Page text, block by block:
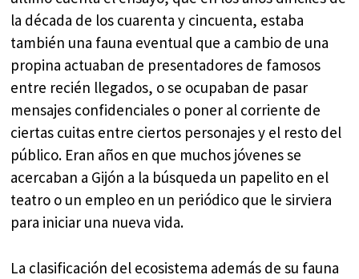
la década de los cuarenta y cincuenta, estaba
también una fauna eventual que a cambio de una
propina actuaban de presentadores de famosos
entre recién llegados, o se ocupaban de pasar
mensajes confidenciales o poner al corriente de
ciertas cuitas entre ciertos personajes y el resto del
público. Eran años en que muchos jóvenes se
acercaban a Gijón a la búsqueda un papelito en el
teatro o un empleo en un periódico que le sirviera
para iniciar una nueva vida.
La clasificación del ecosistema además de su fauna